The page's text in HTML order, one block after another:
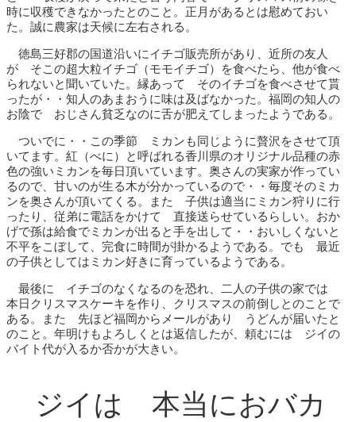
時に収穫できなかったとのこと。正月があるとは慰めておい
た。誠に農家は天候に左右される。
徳島三好郡の国道沿いにイチゴ販売所があり、近所の友人
が そこの超大粒イチゴ（モモイチゴ）を食べたら、他が食べ
られないと聞いていた。縁あって そのイチゴを食べさせて貰
ったが・・知人のあまおうに味は及ばなかった。福岡の知人の
お陰で おじさん貧乏なのに舌が肥えてしまったようである。
ついでに・・この季節 ミカンも同じように贅沢をさせて頂
いてます。紅（べに）と呼ばれる香川県のオリジナル品種の赤
色の強いミカンを毎日頂いています。奥さんの実家が作ってい
るので、甘いのが生る木が分かっているので・・毎度そのミカ
ンを奥さんが頂いてくる。また 子供は適当にミカン狩りに行
ったり、従弟に電話をかけて 直接送らせているらしい。おか
げで孫は給食でミカンが出ると手を出して・・おいしくないと
不平をこぼして、完食に時間が掛かるようである。でも 最近
の子供としてはミカン好きに育っているようである。
最後に イチゴのなくなるのを恐れ、二人の子供の家では
本日クリスマスケーキを作り、クリスマスの前倒しとのことで
ある。また 先ほど福岡からメールがあり うどんが届いたと
のこと。年明けもよろしくとは返信したが、頼むには ジイの
バイト代が入るか否かが大きい。
ジイは 本当におバカ